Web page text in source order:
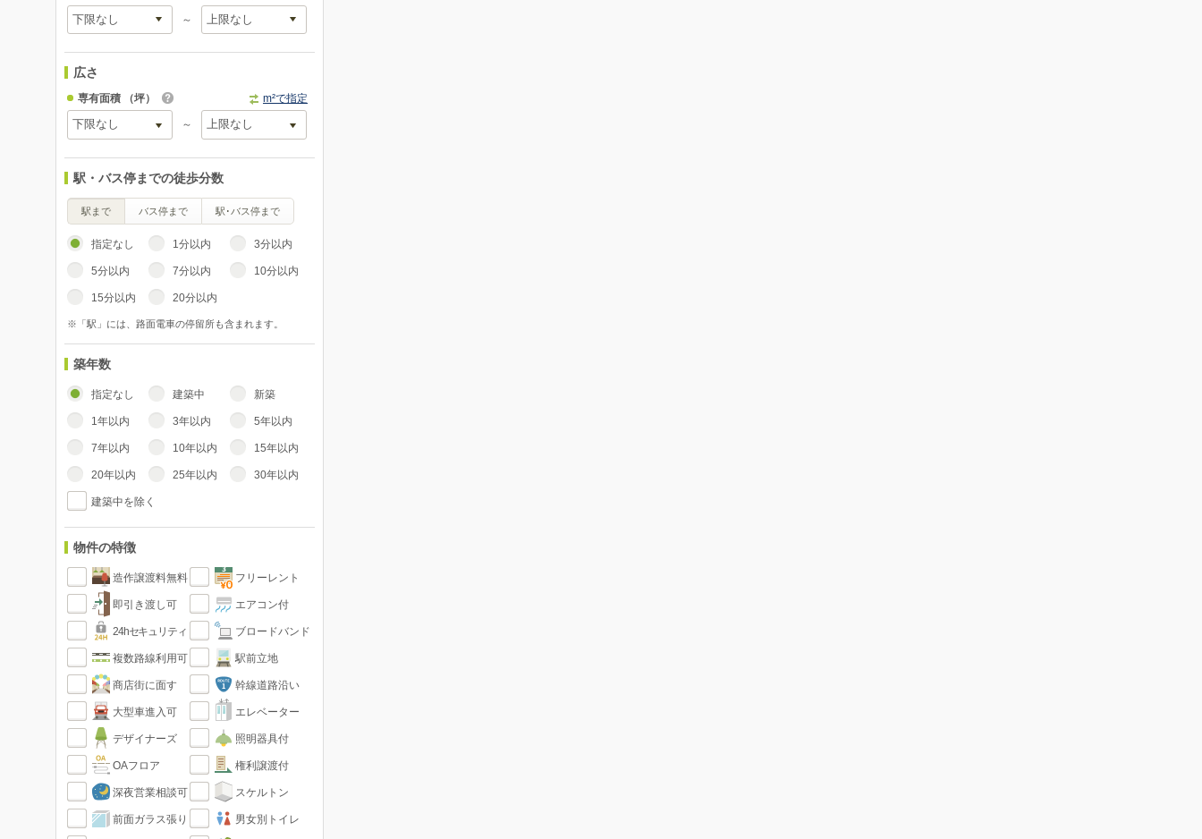
～
広さ
専有面積 （坪） m²で指定
～
駅・バス停までの徒歩分数
駅まで バス停まで 駅･バス停まで
指定なし 1分以内 3分以内
5分以内 7分以内 10分以内
15分以内 20分以内
※「駅」には、路面電車の停留所も含まれます。
築年数
指定なし 建築中 新築
1年以内 3年以内 5年以内
7年以内 10年以内 15年以内
20年以内 25年以内 30年以内
建築中を除く
物件の特徴
造作譲渡料無料 フリーレント
即引き渡し可 エアコン付
24hセキュリティ ブロードバンド
複数路線利用可 駅前立地
商店街に面す 幹線道路沿い
大型車進入可 エレベーター
デザイナーズ 照明器具付
OAフロア 権利譲渡付
深夜営業相談可 スケルトン
前面ガラス張り 男女別トイレ